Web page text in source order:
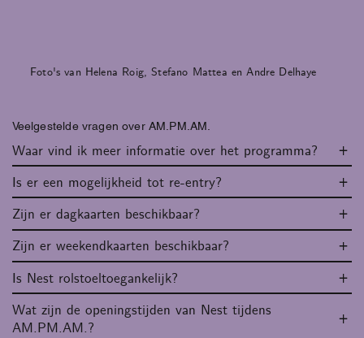
Foto's van Helena Roig, Stefano Mattea en Andre Delhaye
Veelgestelde vragen over AM.PM.AM.
Waar vind ik meer informatie over het programma?
Is er een mogelijkheid tot re-entry?
Zijn er dagkaarten beschikbaar?
Zijn er weekendkaarten beschikbaar?
Is Nest rolstoeltoegankelijk?
Wat zijn de openingstijden van Nest tijdens
AM.PM.AM.?